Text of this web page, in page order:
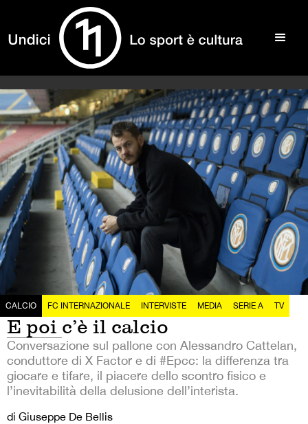
CALCIO FC INTERNAZIONALE INTERVISTE MEDIA SERIE A TV
E poi c’è il calcio
Conversazione sul pallone con Alessandro Cattelan,
conduttore di X Factor e di #Epcc: la differenza tra
giocare e tifare, il piacere dello scontro fisico e
l’inevitabilità della delusione dell’interista.
di Giuseppe De Bellis